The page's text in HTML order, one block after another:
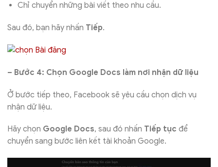
Chỉ chuyển những bài viết theo nhu cầu.
Sau đó, bạn hãy nhấn Tiếp.
– Bước 4: Chọn Google Docs làm nơi nhận dữ liệu
Ở bước tiếp theo, Facebook sẽ yêu cầu chọn dịch vụ
nhận dữ liệu.
Hãy chọn Google Docs, sau đó nhấn Tiếp tục để
chuyển sang bước liên kết tài khoản Google.